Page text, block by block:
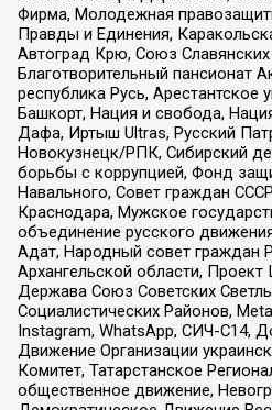
Фирма, Молодежная
Правды и Единения,
Автоград Крю, Союз
Благотворительный пансионат
республика Русь, Арестантское
Башкорт, Нация и свобода,
Дафа, Иртыш Ultras, Русский
Новокузнецк/РПК, Сибирский
борьбы с коррупцией, Фонд
Навального, Совет граждан
Краснодара, Мужское
объединение русского
Адат, Народный совет граждан
Архангельской области,
Держава Союз Советских
Социалистических Районов,
Instagram, WhatsApp, СИЧ-С14,
Движение Организации
Комитет, Татарстанское
общественное движение,